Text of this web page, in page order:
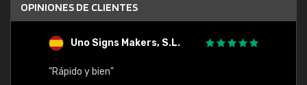
OPINIONES DE CLIENTES
Uno Signs Makers, S.L.
"Rápido y bien"